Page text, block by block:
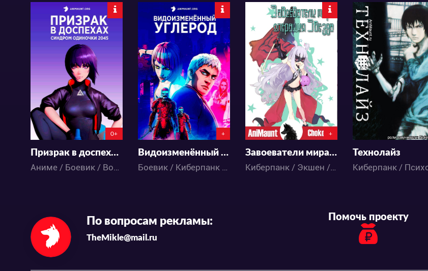
13928
17 12
0+
Призрак в доспехах: синдром одиночки 2045
Аниме / Боевик / Война / Киберпанк / Меха / Фантастика / Экшен
9859
4 9
+
Видоизменённый углерод
Боевик / Киберпанк / Космос / Экшен / Фантастика / Аниме
14994
6 11
+
Завоеватели мира: операция Звезда
Киберпанк / Экшен / Комедия / Фэнтези / Аниме
45697
11 37
Технолайз
По вопросам рекламы:
TheMikle@mail.ru
Помочь проекту